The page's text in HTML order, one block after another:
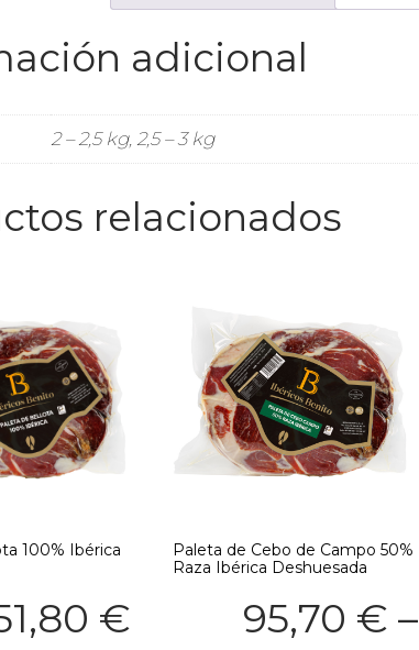
adicional
2 – 2,5 kg, 2,5 – 3 kg
relacionados
100% Ibérica
€
Paleta de Cebo de Campo 50%
Raza Ibérica Deshuesada
95,70 € –